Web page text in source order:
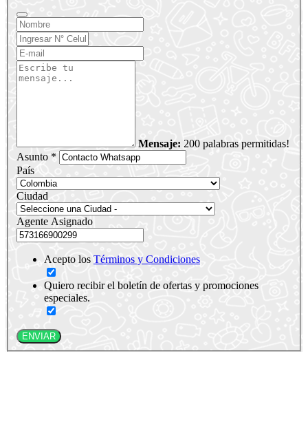
Mensaje: 200 palabras permitidas!
Asunto *
País
Ciudad
Agente Asignado
Acepto los Términos y Condiciones
Quiero recibir el boletín de ofertas y promociones
especiales.
ENVIAR